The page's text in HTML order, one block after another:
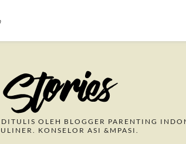
This Blog
OLEH BLOGGER PARENTING
KONSELOR ASI &MPASI.